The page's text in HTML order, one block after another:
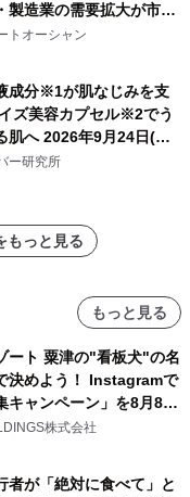
製造業の需要拡大が市場
トオーシャン
成分※1が肌なじみを支
ズ美容カプセル※2でう
肌へ 2026年9月24日(木)
アル新発売 『ディープモ
ー研究所
もっと見る
もっと見る
ート 粟津の"看板犬"の名
決めよう！ Instagramで
キャンペーン」を8月8日
株式会社
者が「絶対に食べて」と